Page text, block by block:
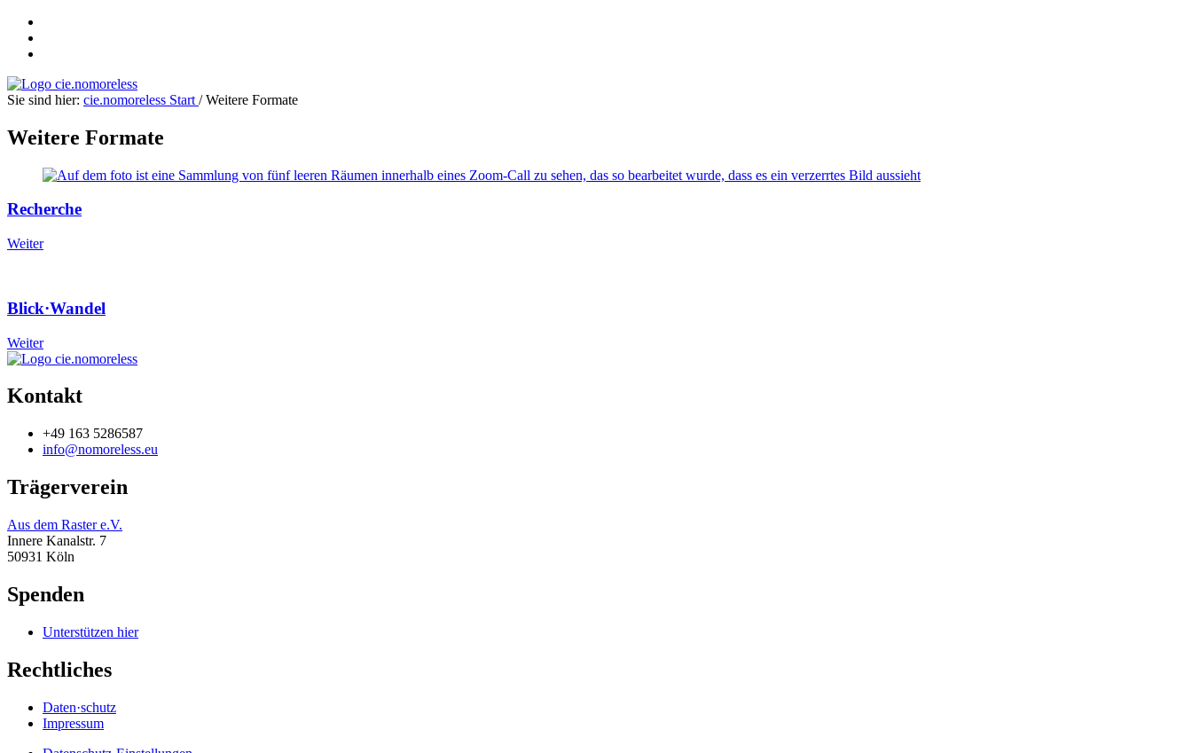
Sie sind hier: cie.nomoreless Start /Weitere Formate
Weitere Formate
Recherche
Weiter
Blick·Wandel
Weiter
Kontakt
+49 163 5286587
info@nomoreless.eu
Trägerverein
Aus dem Raster e.V.
Innere Kanalstr. 7
50931 Köln
Spenden
Unterstützen hier
Rechtliches
Daten·schutz
Impressum